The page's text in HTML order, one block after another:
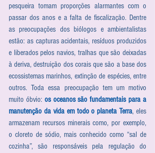
pesqueira tomam proporções alarmantes com o
passar dos anos e a falta de fiscalização. Dentre
as preocupações dos biólogos e ambientalistas
estão: as capturas acidentais, resíduos produzidos
e liberados pelos navios, tralhas que são deixadas
à deriva, destruição dos corais que são a base dos
ecossistemas marinhos, extinção de espécies, entre
outros. Toda essa preocupação tem um motivo
muito óbvio: os oceanos são fundamentais para a
manutenção da vida em todo o planeta Terra, eles
armazenam recursos minerais como, por exemplo,
o cloreto de sódio, mais conhecido como “sal de
cozinha”, são responsáveis pela regulação do